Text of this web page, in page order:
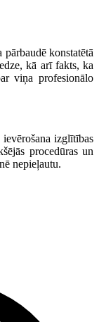
konstatētā
kā arī fakts, ka
viņa profesionālo
izglītības
procedūras un
nepieļautu.